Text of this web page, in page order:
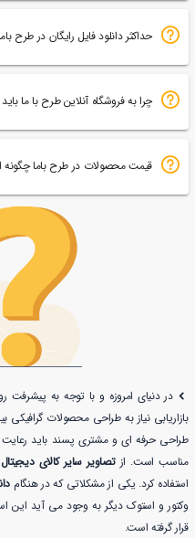
حداکثر دانلود فایل رایگان در طرح
چرا به فروشگاه آنلاین طرح با ما
قیمت محصولات در طرح باما
در دنیای امروزه و با توجه به پیشرفت
بازاریابی نیاز به طراحی محصولات
طراحی حرفه ای و مشتری پسند باید رعایت
مناسب است. ازتصاویر سایر کالای دیجیتال
استفاده کرد. یکی از مشکلاتی که در هنگام
وکتور و استوک دیگر به وجود می آید این
قرار گرفته است.